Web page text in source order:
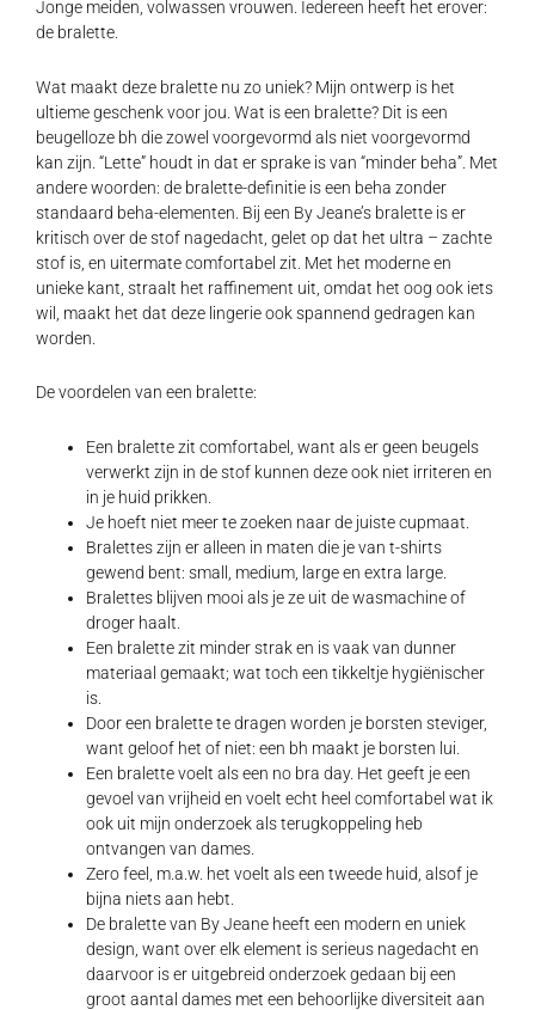
Jonge meiden, volwassen vrouwen. Iedereen heeft het erover:
de bralette.
Wat maakt deze bralette nu zo uniek? Mijn ontwerp is het
ultieme geschenk voor jou. Wat is een bralette? Dit is een
beugelloze bh die zowel voorgevormd als niet voorgevormd
kan zijn. “Lette” houdt in dat er sprake is van “minder beha”. Met
andere woorden: de bralette-definitie is een beha zonder
standaard beha-elementen. Bij een By Jeane’s bralette is er
kritisch over de stof nagedacht, gelet op dat het ultra – zachte
stof is, en uitermate comfortabel zit. Met het moderne en
unieke kant, straalt het raffinement uit, omdat het oog ook iets
wil, maakt het dat deze lingerie ook spannend gedragen kan
worden.
De voordelen van een bralette:
Een bralette zit comfortabel, want als er geen beugels
verwerkt zijn in de stof kunnen deze ook niet irriteren en
in je huid prikken.
Je hoeft niet meer te zoeken naar de juiste cupmaat.
Bralettes zijn er alleen in maten die je van t-shirts
gewend bent: small, medium, large en extra large.
Bralettes blijven mooi als je ze uit de wasmachine of
droger haalt.
Een bralette zit minder strak en is vaak van dunner
materiaal gemaakt; wat toch een tikkeltje hygiënischer
is.
Door een bralette te dragen worden je borsten steviger,
want geloof het of niet: een bh maakt je borsten lui.
Een bralette voelt als een no bra day. Het geeft je een
gevoel van vrijheid en voelt echt heel comfortabel wat ik
ook uit mijn onderzoek als terugkoppeling heb
ontvangen van dames.
Zero feel, m.a.w. het voelt als een tweede huid, alsof je
bijna niets aan hebt.
De bralette van By Jeane heeft een modern en uniek
design, want over elk element is serieus nagedacht en
daarvoor is er uitgebreid onderzoek gedaan bij een
groot aantal dames met een behoorlijke diversiteit aan